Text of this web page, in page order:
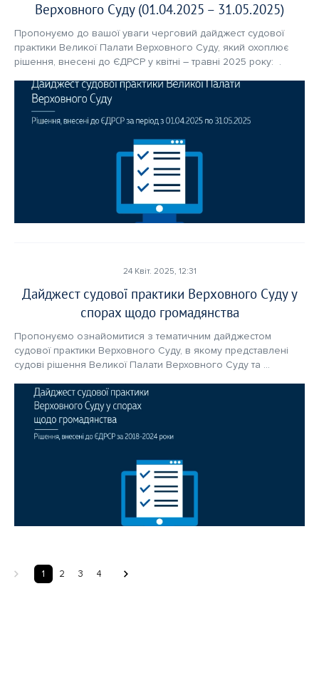
Верховного Суду (01.04.2025 – 31.05.2025)
Пропонуємо до вашої уваги черговий дайджест судової
практики Великої Палати Верховного Суду, який охоплює
рішення, внесені до ЄДРСР у квітні – травні 2025 року:  .
24 Квіт. 2025, 12:31
Дайджест судової практики Верховного Суду у
спорах щодо громадянства
Пропонуємо ознайомитися з тематичним дайджестом
судової практики Верховного Суду, в якому представлені
судові рішення Великої Палати Верховного Суду та
Суду у спорах щодо громадянства (судові рішення, внесені
1 2 3 4